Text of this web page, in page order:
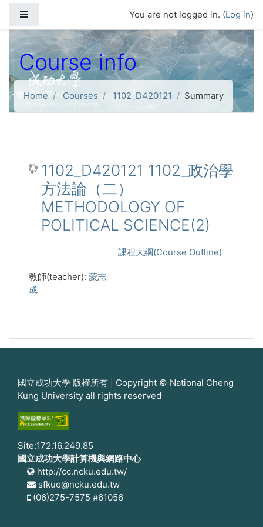
You are not logged in. (Log in)
Course info
Home Courses 1102_D420121 Summary
1102_D420121 1102_政治學
方法論（二）
METHODOLOGY OF
POLITICAL SCIENCE(2)
課程大綱(Course Outline)
教師(teacher): 蒙志
成
國立成功大學 版權所有 | Copyright © National Cheng
Kung University all rights reserved
Site:172.16.249.85
國立成功大學計算機與網路中心
http://cc.ncku.edu.tw/
sfkuo@ncku.edu.tw
(06)275-7575 #61056